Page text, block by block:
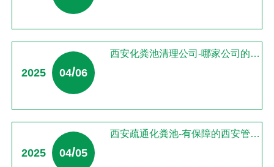
2025 04/06
西安化粪池清理公司-哪家公司的西安管道疏通服务可靠
2025 04/05
西安疏通化粪池-有保障的西安管道疏通公司